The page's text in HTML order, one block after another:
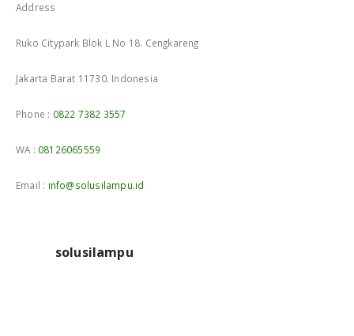
Address
Ruko Citypark Blok L No 18. Cengkareng
Jakarta Barat 11730. Indonesia
Phone : 0822 7382 3557
WA : 08126065559
Email : info@solusilampu.id
solusilampu